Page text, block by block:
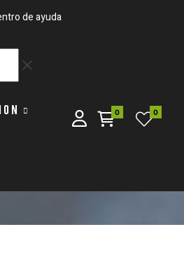
de ayuda
clear
0 0